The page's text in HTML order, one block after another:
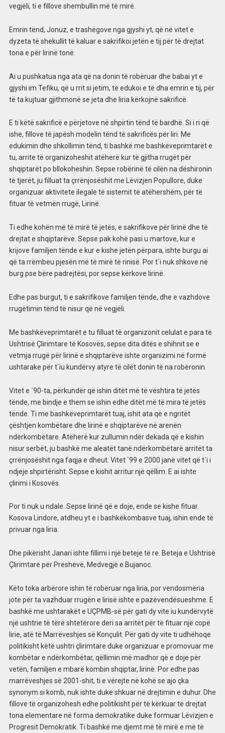
vegjëli, ti e fillove shembullin më të mirë.
Emrin tënd, Jonuz, e trashëgove nga gjyshi yt, që në vitet e
dyzeta të shekullit të kaluar e sakrifikoi jetën e tij për të drejtat
tona e për lirinë tonë.
Ai u pushkatua nga ata që na donin të robëruar dhe babai yt e
gjyshi im Tefiku, që u rrit si jetim, të edukoi e të dha emrin e tij, për
të ta kujtuar gjithmonë se jeta dhe liria kërkojnë sakrificë.
E ti këtë sakrificë e përjetove në shpirtin tënd të bardhë. Si i ri që
ishe, fillove të japësh modelin tënd të sakrificës për liri. Me
edukimin dhe shkollimin tënd, ti bashkë me bashkëveprimtarët e
tu, arrite të organizoheshit atëherë kur të gjitha rrugët për
shqiptarët po bllokoheshin. Sepse robërinë të cilën na dëshironin
të tjerët, ju filluat ta çrrënjosëshit me Lëvizjen Popullore, duke
organizuar aktivitete ilegale të sistemit të atëhershëm, për të
fituar të vetmën rrugë, Lirinë.
Ti edhe kohën më të mirë të jetës, e sakrifikove për lirinë dhe të
drejtat e shqiptarëve. Sepse pak kohë pasi u martove, kur e
krijove familjen tënde e kur e kishe jetën përpara, ishte burgu ai
që ta rrëmbeu pjesën më të mirë të rinisë. Por t`i nuk shkove në
burg pse bëre padrejtësi, por sepse kërkove lirinë.
Edhe pas burgut, ti e sakrifikove familjen tënde, dhe e vazhdove
rrugëtimin tënd të nisur që në vegjëli.
Me bashkëveprimtarët e tu filluat të organizonit celulat e para të
Ushtrisë Çlirimtare të Kosovës, sepse dita ditës e shihnit se e
vetmja rrugë për lirinë e shqiptarëve ishte organizimi në formë
ushtarake për t`iu kundërvy atyre të cilët donin të na robëronin.
Vitet e `90-ta, përkundër që ishin ditët më të vështira të jetës
tënde, me bindje e them se ishin edhe ditët më të mira të jetës
tënde. Ti me bashkëveprimtarët tuaj, ishit ata që e ngritët
çështjen kombëtare dhe lirinë e shqiptarëve në arenën
ndërkombëtare. Atëherë kur zullumin ndër dekada që e kishin
nisur serbët, ju bashkë me aleatët tanë ndërkombëtarë arritët ta
çrrënjosëshit nga faqja e dheut. Vitet `99 e 2000 janë vitet që t`i i
ndjeje shpirtërisht. Sepse e kishit arritur një qëllim. E ai ishte
çlirimi i Kosovës.
Por ti nuk u ndale. Sepse lirinë që e doje, ende se kishe fituar.
Kosova Lindore, atdheu yt e i bashkëkombasve tuaj, ishin ende të
privuar nga liria.
Dhe pikërisht Janari ishte fillimi i një beteje të re. Beteja e Ushtrisë
Çlirimtare për Preshevë, Medvegjë e Bujanoc.
Këto toka arbërore ishin të robëruar nga liria, por vendosmëria
jote për ta vazhduar rrugën e lirisë ishte e pazëvendësueshme. E
bashkë me ushtarakët e UÇPMB-së për gati dy vite iu kundërvytë
një ushtrie të tërë shtetërore deri sa arritët për të fituar një copë
lirie, atë të Marrëveshjes së Konçulit. Për gati dy vite ti udhëhoqe
politikisht këtë ushtri çlirimtare duke organizuar e promovuar me
kombëtar e ndërkombëtar, qëllimin më madhor që e doje për
vetën, familjen e mbarë kombin shqiptar, lirinë. Por edhe pas
marrëveshjes së 2001-shit, ti e vërejte në kohë se ajo çka
synonym si komb, nuk ishte duke shkuar në drejtimin e duhur. Dhe
fillove të organizohesh edhe politikisht për të kërkuar të drejtat
tona elementare në forma demokratike duke formuar Lëvizjen e
Progresit Demokratik. Ti bashkë me djemt më të mirë e më të